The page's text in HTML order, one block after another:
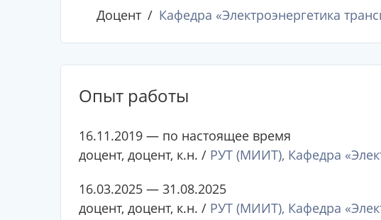
Доцент Кафедра «Электроэнергетика
Опыт работы
16.11.2019 — по настоящее время
доцент, доцент, к.н. / РУТ (МИИТ), Кафедра
16.03.2025 — 31.08.2025
доцент, доцент, к.н. / РУТ (МИИТ), Кафедра